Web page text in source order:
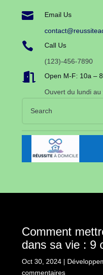
 Email Us
 Call Us
(123)-456-7890
 Open M-F: 10a –
Ouvert du lundi au
Comment
dans sa vie : 9
Oct 30, 2024|
commentaires